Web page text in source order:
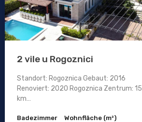
2 vile u Rogoznici
Standort: Rogoznica Gebaut: 2016
Renoviert: 2020 Rogoznica Zentrum: 15
km…
Badezimmer
Wohnfläche (m²)